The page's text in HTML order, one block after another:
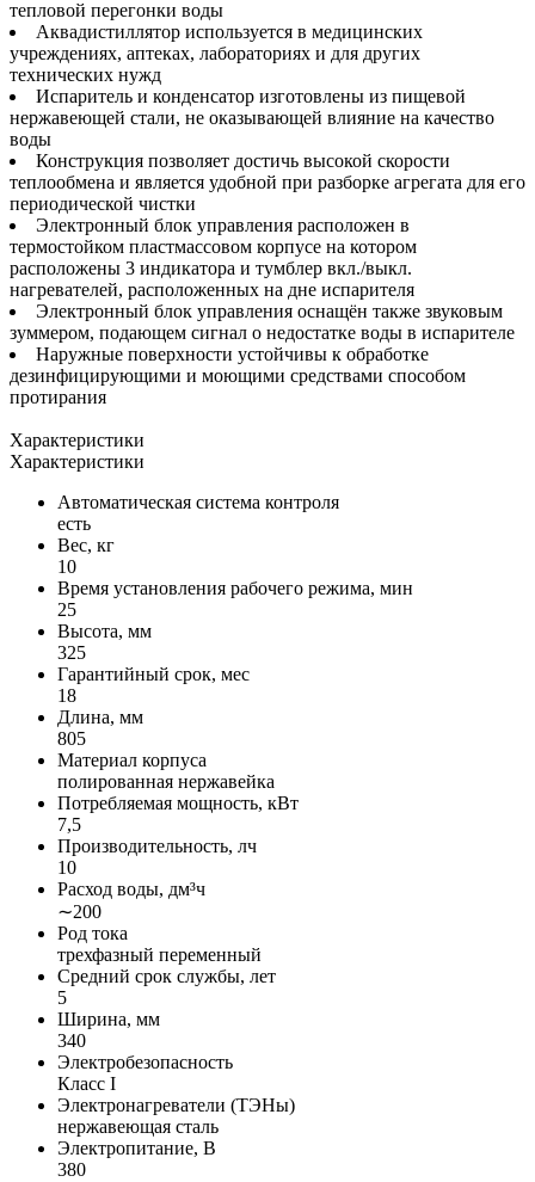
тепловой перегонки воды
Аквадистиллятор используется в медицинских
учреждениях, аптеках, лабораториях и для других
технических нужд
Испаритель и конденсатор изготовлены из пищевой
нержавеющей стали, не оказывающей влияние на качество
воды
Конструкция позволяет достичь высокой скорости
теплообмена и является удобной при разборке агрегата для его
периодической чистки
Электронный блок управления расположен в
термостойком пластмассовом корпусе на котором
расположены 3 индикатора и тумблер вкл./выкл.
нагревателей, расположенных на дне испарителя
Электронный блок управления оснащён также звуковым
зуммером, подающем сигнал о недостатке воды в испарителе
Наружные поверхности устойчивы к обработке
дезинфицирующими и моющими средствами способом
протирания
Характеристики
Характеристики
Автоматическая система контроля
есть
Вес, кг
10
Время установления рабочего режима, мин
25
Высота, мм
325
Гарантийный срок, мес
18
Длина, мм
805
Материал корпуса
полированная нержавейка
Потребляемая мощность, кВт
7,5
Производительность, лч
10
Расход воды, дм³ч
∼200
Род тока
трехфазный переменный
Средний срок службы, лет
5
Ширина, мм
340
Электробезопасность
Класс I
Электронагреватели (ТЭНы)
нержавеющая сталь
Электропитание, В
380